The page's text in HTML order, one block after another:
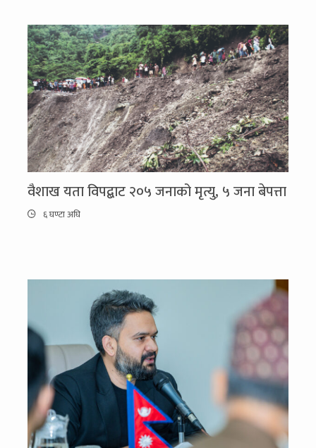
वैशाख यता विपद्बाट २०५ जनाको मृत्यु, ५ जना बेपत्ता
६ घण्टा अघि